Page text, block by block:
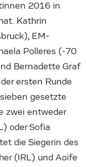
2016 in
Kathrin
EM-
Polleres (-70
Bernadette Graf
ersten Runde
gesetzte
zwei entweder
oder Sofia
die Siegerin des
(IRL) und Aoife